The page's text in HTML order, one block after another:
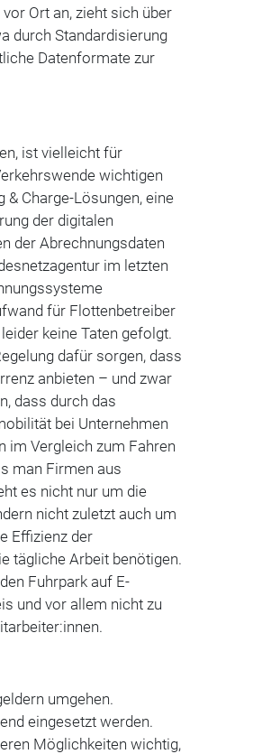
Ort an, zieht sich über
durch Standardisierung
Datenformate zur
ist vielleicht für
wichtigen
Charge-Lösungen, eine
der digitalen
der Abrechnungsdaten
im letzten
für Flottenbetreiber
keine Taten gefolgt.
dafür sorgen, dass
anbieten – und zwar
dass durch das
bei Unternehmen
im Vergleich zum Fahren
man Firmen aus
es nicht nur um die
nicht zuletzt auch um
Effizienz der
tägliche Arbeit benötigen.
Fuhrpark auf E-
und vor allem nicht zu
umgehen.
eingesetzt werden.
Möglichkeiten wichtig,